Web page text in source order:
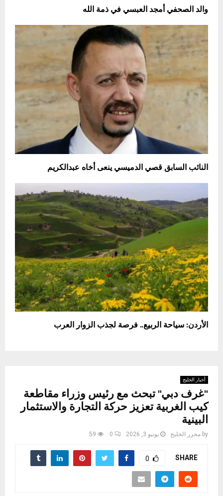
والد الصحفي أمجد العبسي في ذمة الله
النائب السابق قصي الدميسي ينعى أخاه عبدالكريم
الأردن: سياحة الربيع.. فرصة لجذب الزوار العرب
أخبار الخليج
"غرف دبي" تبحث مع رئيس وزراء مقاطعة
كيب الغربية تعزيز حركة التجارة والاستثمار
البينية
by محرر الخليج يونيو 3, 2026 0
59
SHARE
0